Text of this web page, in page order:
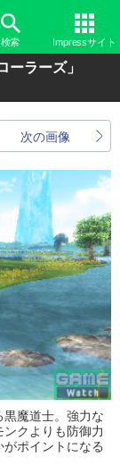
検索 Impressサイト
ラーズ」
次の画像
魔道士。強力な
クよりも防御力
ポイントになる